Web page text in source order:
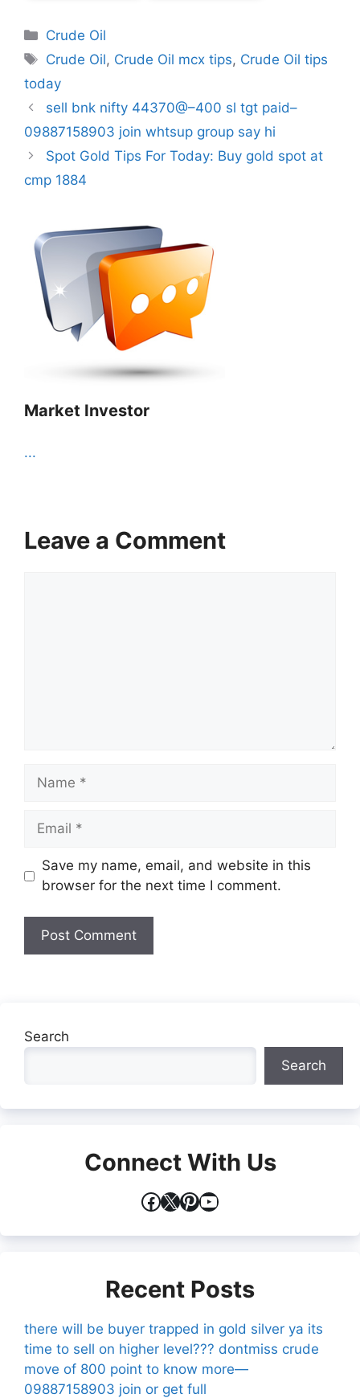
Categories
Crude Oil
Tags
Crude Oil, Crude Oil mcx tips, Crude Oil tips
today
sell bnk nifty 44370@–400 sl tgt paid–
09887158903 join whtsup group say hi
Spot Gold Tips For Today: Buy gold spot at
cmp 1884
Market Investor
...
Leave a Comment
Name
Email
Website
Save my name, email, and website in this
browser for the next time I comment.
Search
Search
Connect With Us
Facebook
X Pinterest
YouTube
Recent Posts
there will be buyer trapped in gold silver ya its
time to sell on higher level??? dontmiss crude
move of 800 point to know more—
09887158903 join or get full